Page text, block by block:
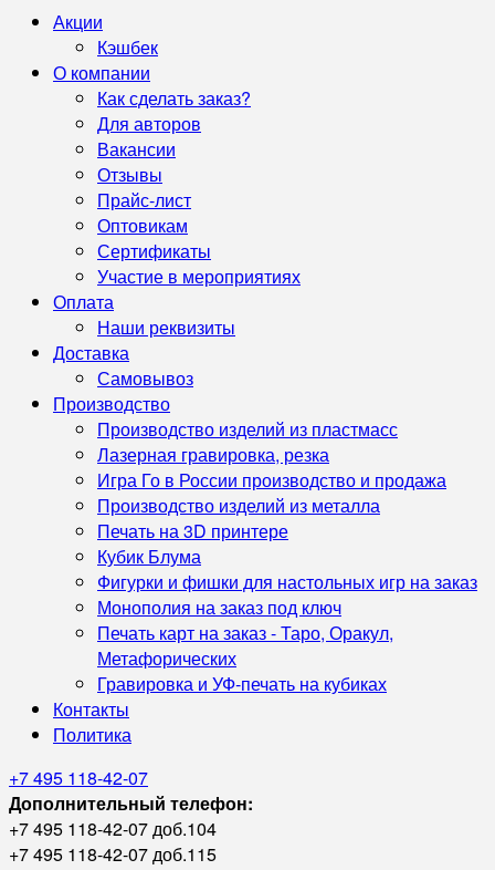
Акции
Кэшбек
О компании
Как сделать заказ?
Для авторов
Вакансии
Отзывы
Прайс-лист
Оптовикам
Сертификаты
Участие в мероприятиях
Оплата
Наши реквизиты
Доставка
Самовывоз
Производство
Производство изделий из пластмасс
Лазерная гравировка, резка
Игра Го в России производство и продажа
Производство изделий из металла
Печать на 3D принтере
Кубик Блума
Фигурки и фишки для настольных игр на заказ
Монополия на заказ под ключ
Печать карт на заказ - Таро, Оракул,
Метафорических
Гравировка и УФ‑печать на кубиках
Контакты
Политика
+7 495 118-42-07
Дополнительный телефон:
+7 495 118-42-07 доб.104
+7 495 118-42-07 доб.115